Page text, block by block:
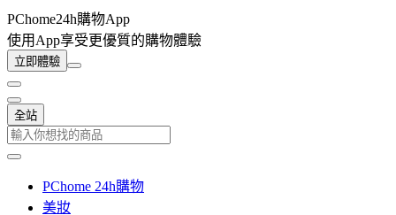
PChome24h購物App
使用App享受更優質的購物體驗
立即體驗
全站
PChome 24h購物
美妝